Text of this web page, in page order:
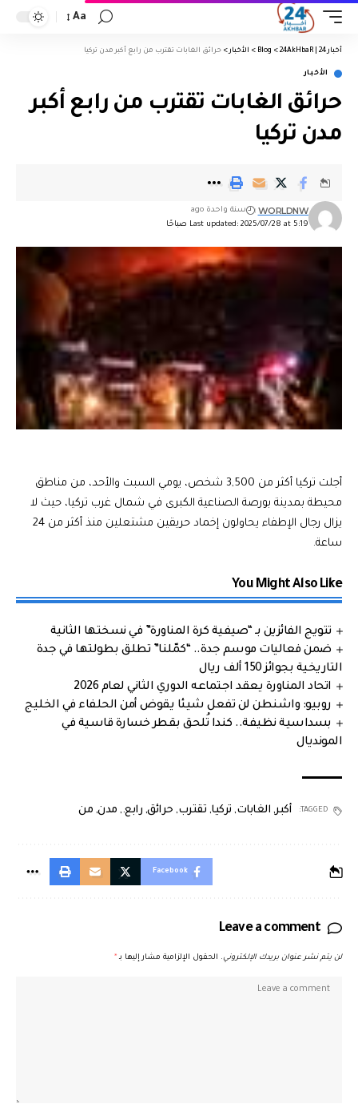
Aa
أخبار 24 | 24AkHbaR >
Blog
> الأخبار > حرائق الغابات تقترب من رابع أكبر مدن تركيا
الأخبار
حرائق الغابات تقترب من رابع أكبر
مدن تركيا
Last updated: 2025/07/28 at 5:19 صباحًا
WORLDNW سنة واحدة ago
أجلت تركيا أكثر من 3,500 شخص، يومي السبت والأحد، من مناطق
محيطة بمدينة بورصة الصناعية الكبرى في شمال غرب تركيا، حيث لا
يزال رجال الإطفاء يحاولون إخماد حريقين مشتعلين منذ أكثر من 24
ساعة.
You Might Also Like
تتويج الفائزين بـ “صيفية كرة المناورة” في نسختها الثانية
ضمن فعاليات موسم جدة.. “كمّلنا” تطلق بطولتها في جدة
التاريخية بجوائز 150 ألف ريال
اتحاد المناورة يعقد اجتماعه الدوري الثاني لعام 2026
روبيو: واشنطن لن تفعل شيئا يقوض أمن الحلفاء في الخليج
بسداسية نظيفة.. كندا تُلحق بقطر خسارة قاسية في
المونديال
TAGGED: أكبر, الغابات, تركيا, تقترب, حرائق, رابع., مدن, من
Facebook
Leave a comment
لن يتم نشر عنوان بريدك الإلكتروني. الحقول الإلزامية مشار إليها بـ *